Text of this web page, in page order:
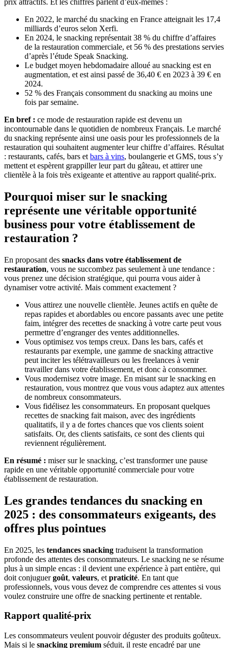
En 2022, le marché du snacking en France atteignait les 17,4
milliards d’euros selon Xerfi.
En 2024, le snacking représentait 38 % du chiffre d’affaires
de la restauration commerciale, et 56 % des prestations servies
d’après l’étude Speak Snacking.
Le budget moyen hebdomadaire alloué au snacking est en
augmentation, et est ainsi passé de 36,40 € en 2023 à 39 € en
2024.
52 % des Français consomment du snacking au moins une
fois par semaine.
En bref : ce mode de restauration rapide est devenu un
incontournable dans le quotidien de nombreux Français. Le marché
du snacking représente ainsi une oasis pour les professionnels de la
restauration qui souhaitent augmenter leur chiffre d’affaires. Résultat
: restaurants, cafés, bars et bars à vins, boulangerie et GMS, tous s’y
mettent et espèrent grappiller leur part du gâteau, et attirer une
clientèle à la fois très exigeante et attentive au rapport qualité-prix.
Pourquoi miser sur le snacking
représente une véritable opportunité
business pour votre établissement de
restauration ?
En proposant des snacks dans votre établissement de
restauration, vous ne succombez pas seulement à une tendance :
vous prenez une décision stratégique, qui pourra vous aider à
dynamiser votre activité. Mais comment exactement ?
Vous attirez une nouvelle clientèle. Jeunes actifs en quête de
repas rapides et abordables ou encore passants avec une petite
faim, intégrer des recettes de snacking à votre carte peut vous
permettre d’engranger des ventes additionnelles.
Vous optimisez vos temps creux. Dans les bars, cafés et
restaurants par exemple, une gamme de snacking attractive
peut inciter les télétravailleurs ou les freelances à venir
travailler dans votre établissement, et donc à consommer.
Vous modernisez votre image. En misant sur le snacking en
restauration, vous montrez que vous vous adaptez aux attentes
de nombreux consommateurs.
Vous fidélisez les consommateurs. En proposant quelques
recettes de snacking fait maison, avec des ingrédients
qualitatifs, il y a de fortes chances que vos clients soient
satisfaits. Or, des clients satisfaits, ce sont des clients qui
reviennent régulièrement.
En résumé : miser sur le snacking, c’est transformer une pause
rapide en une véritable opportunité commerciale pour votre
établissement de restauration.
Les grandes tendances du snacking en
2025 : des consommateurs exigeants, des
offres plus pointues
En 2025, les tendances snacking traduisent la transformation
profonde des attentes des consommateurs. Le snacking ne se résume
plus à un simple encas : il devient une expérience à part entière, qui
doit conjuguergoût, valeurs, et praticité. En tant que
professionnels, vous vous devez de comprendre ces attentes si vous
voulez construire une offre de snacking pertinente et rentable.
Rapport qualité-prix
Les consommateurs veulent pouvoir déguster des produits goûteux.
Mais si le snacking premium séduit, il reste encadré par une